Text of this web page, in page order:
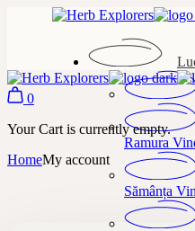
Ramura
Sămânța
0
Your Cart is currently empty.
HomeMy account